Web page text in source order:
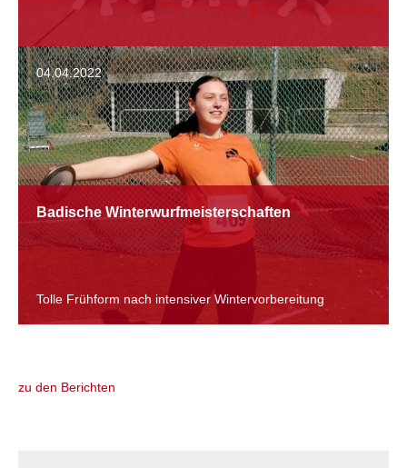
04.04.2022
Badische Winterwurfmeisterschaften
Tolle Frühform nach intensiver Wintervorbereitung
zu den Berichten